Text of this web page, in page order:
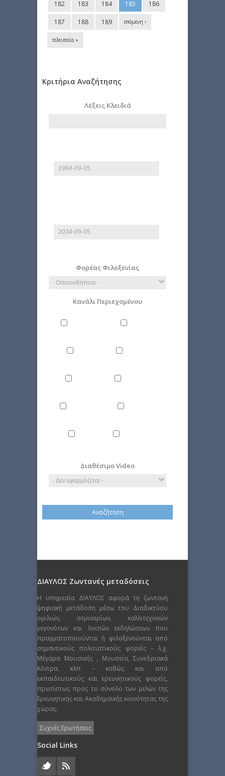
182 183 184 185 186
187 188 189 επόμενη ›
τελευταία »
Κριτήρια Αναζήτησης
Λέξεις Κλειδιά
Φορέας Φιλοξενίας
Κανάλι Περιεχομένου
Διαθέσιμο Video
ΔΙΑΥΛΟΣ Ζωντανές μεταδόσεις
Η υπηρεσία ΔΙΑΥΛΟΣ αφορά τη ζωντανή
ψηφιακή μετάδοση μέσω του Διαδικτύου
ομιλιών, σεμιναρίων, καλλιτεχνικών
γεγονότων και λοιπών εκδηλώσεων που
πραγματοποιούνται ή φιλοξενούνται από
σημαντικούς πολιτιστικούς φορείς – λ.χ.
Μέγαρα Μουσικής , Μουσεία, Συνεδριακά
Κέντρα, κλπ – καθώς και από
εκπαιδευτικούς και ερευνητικούς φορείς,
πρωτίστως προς το σύνολο των μελών της
Ερευνητικής και Ακαδημαϊκής κοινότητας της
χώρας.
Συχνές Ερωτήσεις
Social Links